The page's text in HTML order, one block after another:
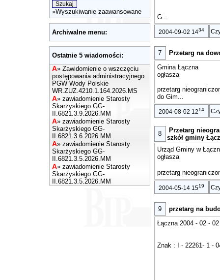
»Wyszukiwanie zaawansowane
Archiwalne menu:
Ostatnie 5 wiadomości:
A» Zawidomienie o wszczęciu
postępowania administracyjnego
PGW Wody Polskie
WR.ZUZ.4210.1.164.2026.MS
A» zawiadomienie Starosty
Skarżyskiego GG-
II.6821.3.9.2026.MM
A» zawiadomienie Starosty
Skarżyskiego GG-
II.6821.3.6.2026.MM
A» zawiadomienie Starosty
Skarżyskiego GG-
II.6821.3.5.2026.MM
A» zawiadomienie Starosty
Skarżyskiego GG-
II.6821.3.5.2026.MM
G...
2004-09-02 1434
7
Przetarg na
Gmina Łączna
ogłasza
przetarg
do Gim...
2004-08-02 1214
8
Przetarg
szkół gminy
Urząd Gminy w
ogłasza
przetarg
2004-05-14 1519
9
przetarg na
Łączna 2004 - 02 - 02
Znak : I - 22261- 1 -